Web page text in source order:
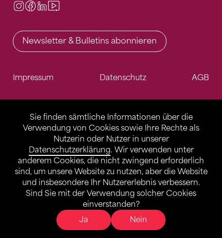
Sie finden sämtliche Informationen über die
Verwendung von Cookies sowie Ihre Rechte als
Nutzerin oder Nutzer in unserer
Datenschutzerklärung. Wir verwenden unter
anderem Cookies, die nicht zwingend erforderlich
sind, um unsere Website zu nutzen, aber die Website
und insbesondere Ihr Nutzererlebnis verbessern.
Sind Sie mit der Verwendung solcher Cookies
einverstanden?
Ja
Nein
Instagram
Facebook
LinkedIn
Newsletter & Bulletins abonnieren
Impressum Datenschutz AGB